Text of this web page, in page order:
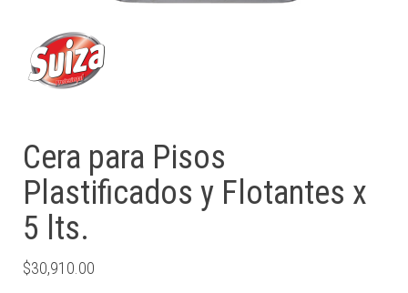
Cera para Pisos
Plastificados y Flotantes x
5 lts.
$30,910.00